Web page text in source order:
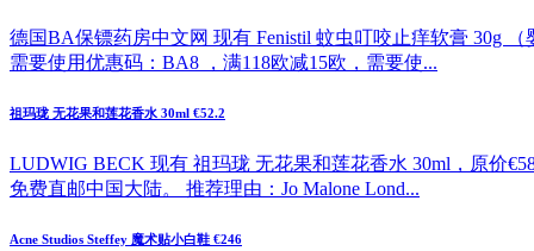
德国BA保镖药房中文网 现有 Fenistil 蚊虫叮咬止痒软膏 30g
需要使用优惠码：BA8 ，满118欧减15欧，需要使...
祖玛珑 无花果和莲花香水 30ml €52.2
LUDWIG BECK 现有 祖玛珑 无花果和莲花香水 30ml，原价
免费直邮中国大陆。 推荐理由：Jo Malone Lond...
Acne Studios Steffey 魔术贴小白鞋 €246